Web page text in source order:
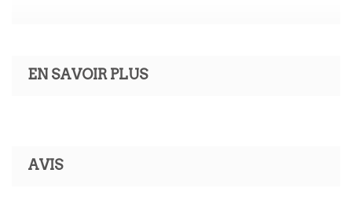
EN SAVOIR PLUS
AVIS